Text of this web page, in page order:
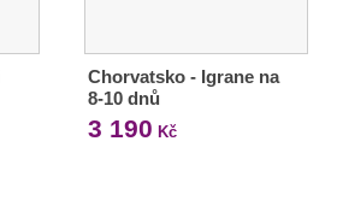
Chorvatsko - Igrane na
8-10 dnů
3 190 Kč